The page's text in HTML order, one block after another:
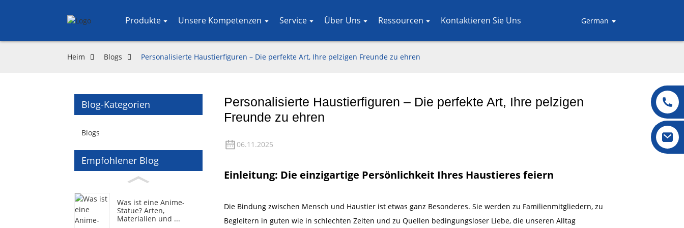
Produkte Unsere Kompetenzen Service Über Uns Ressourcen Kontaktieren Sie Uns German
Heim Blogs Personalisierte Haustierfiguren – Die perfekte Art, Ihre pelzigen Freunde zu ehren
Blog-Kategorien
Blogs
Empfohlener Blog
Was ist eine Anime-
Statue? Arten,
Materialien und ...
Personalisierte Haustierfiguren – Die perfekte Art, Ihre pelzigen
Freunde zu ehren
06.11.2025
Einleitung: Die einzigartige Persönlichkeit Ihres Haustieres feiern
Die Bindung zwischen Mensch und Haustier ist etwas ganz Besonderes. Sie werden zu Familienmitgliedern, zu
Begleitern in guten wie in schlechten Zeiten und zu Quellen bedingungsloser Liebe, die unseren Alltag